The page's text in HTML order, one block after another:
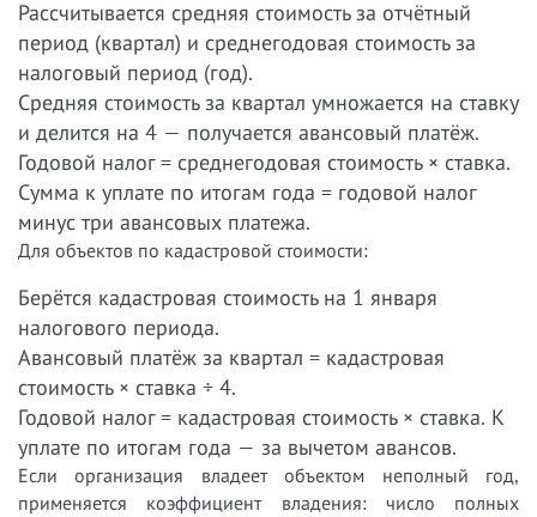
Рассчитывается средняя стоимость за отчётный
период (квартал) и среднегодовая стоимость за
налоговый период (год).
Средняя стоимость за квартал умножается на ставку
и делится на 4 — получается авансовый платёж.
Годовой налог = среднегодовая стоимость × ставка.
Сумма к уплате по итогам года = годовой налог
минус три авансовых платежа.
Для объектов по кадастровой стоимости:
Берётся кадастровая стоимость на 1 января
налогового периода.
Авансовый платёж за квартал = кадастровая
стоимость × ставка ÷ 4.
Годовой налог = кадастровая стоимость × ставка. К
уплате по итогам года — за вычетом авансов.
Если организация владеет объектом неполный год,
применяется коэффициент владения: число полных